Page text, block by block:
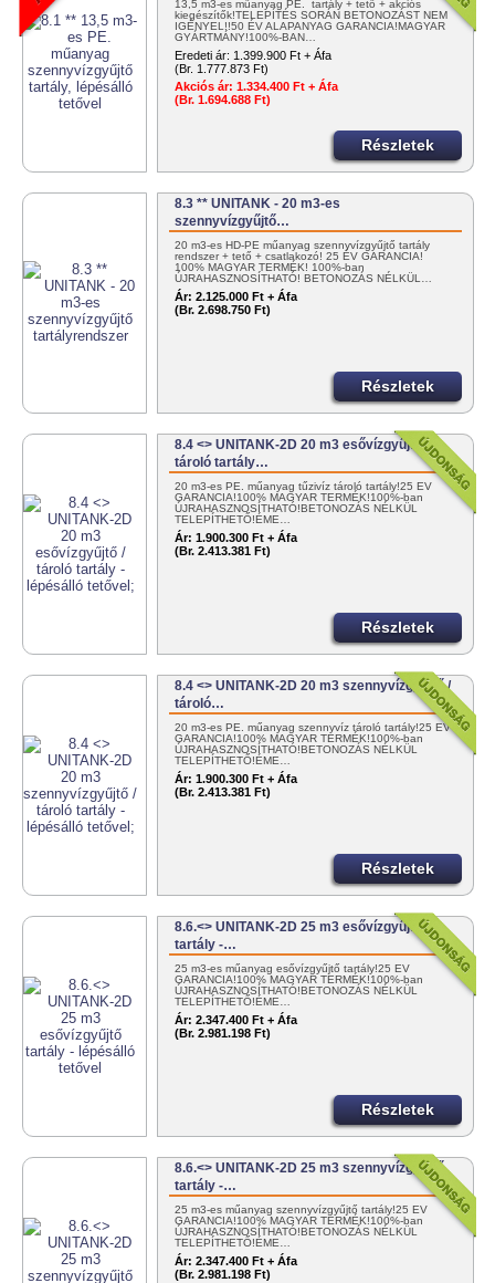
13,5 m3-es műanyag PE. tartály + tető + akciós
kiegészítők!TELEPÍTÉS SORÁN BETONOZÁST NEM
IGÉNYEL!!50 ÉV ALAPANYAG GARANCIA!MAGYAR
GYÁRTMÁNY!100%-BAN…
Eredeti ár: 1.399.900 Ft + Áfa
(Br. 1.777.873 Ft)
Akciós ár: 1.334.400 Ft + Áfa
(Br. 1.694.688 Ft)
Részletek
8.3 ** UNITANK - 20 m3-es
szennyvízgyűjtő…
20 m3-es HD-PE műanyag szennyvízgyűjtő tartály
rendszer + tető + csatlakozó! 25 ÉV GARANCIA!
100% MAGYAR TERMÉK! 100%-ban
ÚJRAHASZNOSÍTHATÓ! BETONOZÁS NÉLKÜL…
Ár: 2.125.000 Ft + Áfa
(Br. 2.698.750 Ft)
Részletek
8.4 <> UNITANK-2D 20 m3 esővízgyűjtő /
tároló tartály…
20 m3-es PE. műanyag tűzivíz tároló tartály!25 ÉV
GARANCIA!100% MAGYAR TERMÉK!100%-ban
ÚJRAHASZNOSÍTHATÓ!BETONOZÁS NÉLKÜL
TELEPÍTHETŐ!ÉME…
Ár: 1.900.300 Ft + Áfa
(Br. 2.413.381 Ft)
Részletek
8.4 <> UNITANK-2D 20 m3 szennyvízgyűjtő /
tároló…
20 m3-es PE. műanyag szennyvíz tároló tartály!25 ÉV
GARANCIA!100% MAGYAR TERMÉK!100%-ban
ÚJRAHASZNOSÍTHATÓ!BETONOZÁS NÉLKÜL
TELEPÍTHETŐ!ÉME…
Ár: 1.900.300 Ft + Áfa
(Br. 2.413.381 Ft)
Részletek
8.6.<> UNITANK-2D 25 m3 esővízgyűjtő
tartály -…
25 m3-es műanyag esővízgyűjtő tartály!25 ÉV
GARANCIA!100% MAGYAR TERMÉK!100%-ban
ÚJRAHASZNOSÍTHATÓ!BETONOZÁS NÉLKÜL
TELEPÍTHETŐ!ÉME…
Ár: 2.347.400 Ft + Áfa
(Br. 2.981.198 Ft)
Részletek
8.6.<> UNITANK-2D 25 m3 szennyvízgyűjtő
tartály -…
25 m3-es műanyag szennyvízgyűjtő tartály!25 ÉV
GARANCIA!100% MAGYAR TERMÉK!100%-ban
ÚJRAHASZNOSÍTHATÓ!BETONOZÁS NÉLKÜL
TELEPÍTHETŐ!ÉME…
Ár: 2.347.400 Ft + Áfa
(Br. 2.981.198 Ft)